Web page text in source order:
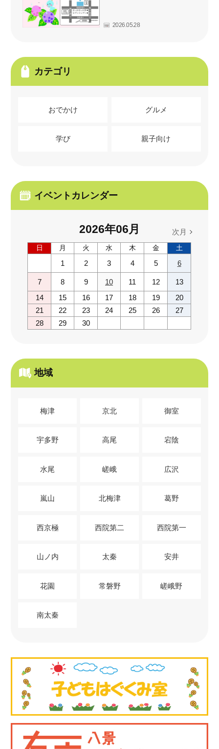
2026.05.28
カテゴリ
おでかけ グルメ
学び 親子向け
イベントカレンダー
2026年06 月 次月
日 月 火 水 木 金 土
1 2 3 4 5 6
7 8 9 10 11 12
13
14
15 16 17 18 19
20
21
22 23 24 25 26
27
28
29 30
地域
梅津 京北 御室
宇多野 高尾 宕陰
水尾 嵯峨 広沢
嵐山 北梅津 葛野
西京極 西院第二 西院第一
山ノ内 太秦 安井
花園 常磐野 嵯峨野
南太秦